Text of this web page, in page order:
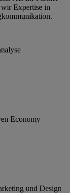
Expertise in
Economy
und Design